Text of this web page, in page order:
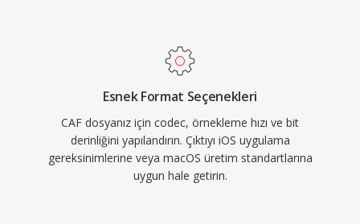
Esnek Format Seçenekleri
CAF dosyanız için codec, örnekleme hızı ve bit
derinliğini yapılandırın. Çıktıyı iOS uygulama
gereksinimlerine veya macOS üretim standartlarına
uygun hale getirin.